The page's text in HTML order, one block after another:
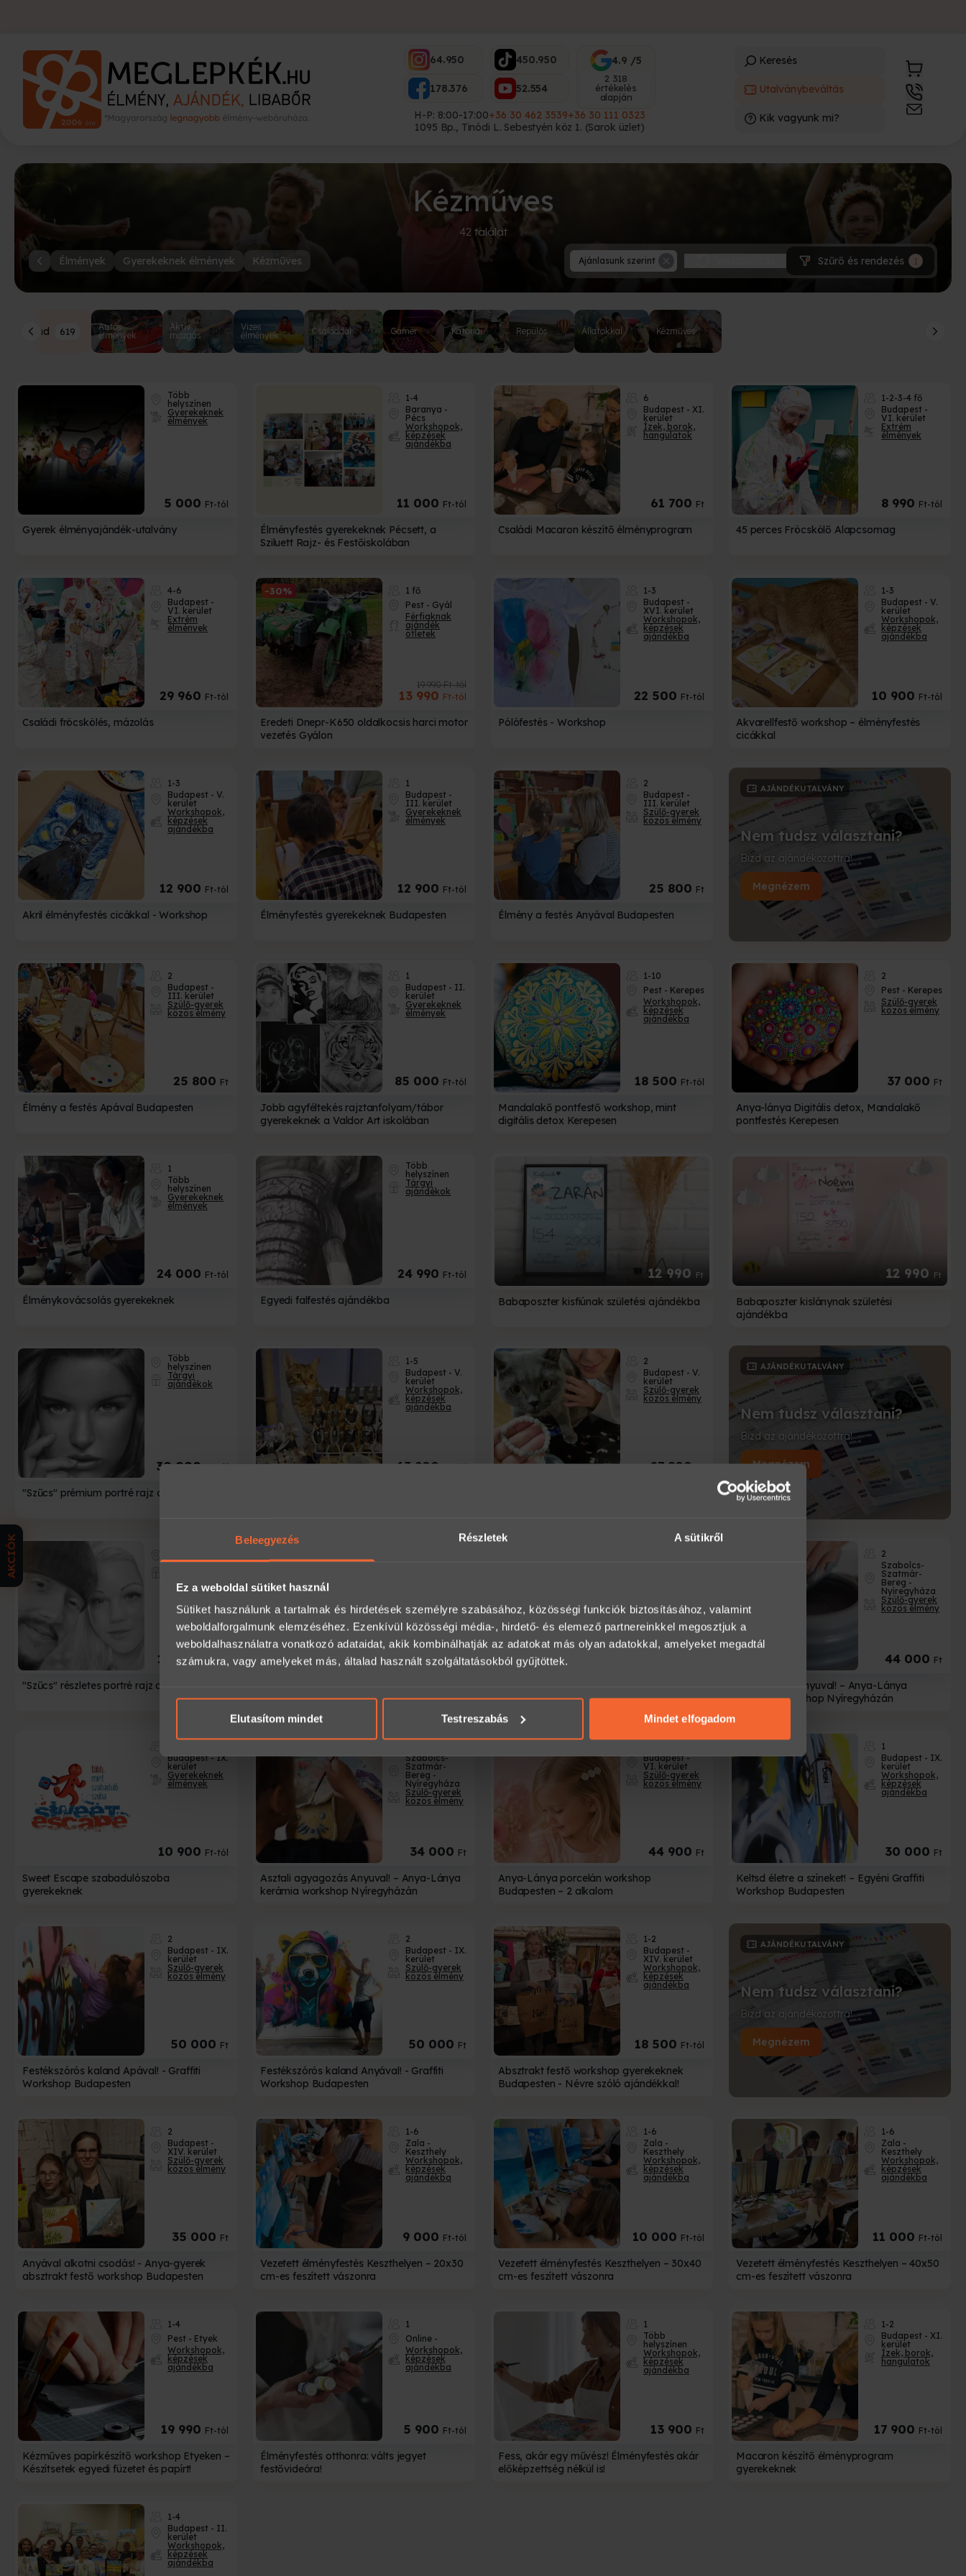
Beleegyezés Részletek A sütikről
Ez a weboldal sütiket használ
Sütiket használunk a tartalmak és hirdetések személyre szabásához, közösségi funkciók biztosításához, valamint
weboldalforgalmunk elemzéséhez. Ezenkívül közösségi média-, hirdető- és elemező partnereinkkel megosztjuk a
weboldalhasználatra vonatkozó adataidat, akik kombinálhatják az adatokat más olyan adatokkal, amelyeket megadtál
számukra, vagy amelyeket más, általad használt szolgáltatásokból gyűjtöttek.
Elutasítom mindet Testreszabás Mindet elfogadom
64.950
178.376
450.950
52.554
4.9 /5
2 318
értékelés
alapján
H-P: 8:00-17:00+36 30 462 3539+36 30 111 0323
1095 Bp., Tinódi L. Sebestyén köz 1. (Sarok üzlet)
Keresés
Utalványbeváltás
Kik vagyunk mi?
Kézműves
42 találat
Élmények Gyerekeknek élmények Kézműves Ajánlasunk szerint Szűrő és rendezés 1
Mind 619
Autós
élmények 87
Aktív
mozgás
206
Vizes
élmények 51 Családdal 279 Gamer 95 Katonai 30 Repülős 39 Állatokkal 67 Kézműves 42
Több
helyszínen
Gyerekeknek
élmények
5 000 Ft-tól
Gyerek élményajándék-utalvány
1-4
Baranya -
Pécs
Workshopok,
képzések
ajándékba
11 000 Ft-tól
Élményfestés gyerekeknek Pécsett, a
Sziluett Rajz- és Festőiskolában
6
Budapest - XI.
kerület
Ízek, borok,
hangulatok
61 700 Ft
Családi Macaron készítő élményprogram
1-2-3-4 fő
Budapest -
VI. kerület
Extrém
élmények
8 990 Ft-tól
45 perces Fröcskölő Alapcsomag
4-6
Budapest -
VI. kerület
Extrém
élmények
29 960 Ft-tól
Családi fröcskölés, mázolás
-30%
1 fő
Pest - Gyál
Férfiaknak
ajándék
ötletek
19 990 Ft-tól
13 990 Ft-tól
Eredeti Dnepr-K650 oldalkocsis harci motor
vezetés Gyálon
1-3
Budapest -
XVI. kerület
Workshopok,
képzések
ajándékba
22 500 Ft-tól
Pólófestés - Workshop
1-3
Budapest - V.
kerület
Workshopok,
képzések
ajándékba
10 900 Ft-tól
Akvarellfestő workshop – élményfestés
cicákkal
1-3
Budapest - V.
kerület
Workshopok,
képzések
ajándékba
12 900 Ft-tól
Akril élményfestés cicákkal - Workshop
1
Budapest -
III. kerület
Gyerekeknek
élmények
12 900 Ft-tól
Élményfestés gyerekeknek Budapesten
2
Budapest -
III. kerület
Szülő-gyerek
közös élmény
25 800 Ft
Élmény a festés Anyával Budapesten
AJÁNDÉKUTALVÁNY
Nem tudsz választani?
Bízd az ajándékozottra!
Megnézem
2
Budapest -
III. kerület
Szülő-gyerek
közös élmény
25 800 Ft
Élmény a festés Apával Budapesten
1
Budapest - II.
kerület
Gyerekeknek
élmények
85 000 Ft-tól
Jobb agyféltekés rajztanfolyam/tábor
gyerekeknek a Valdor Art iskolában
1-10
Pest - Kerepes
Workshopok,
képzések
ajándékba
18 500 Ft-tól
Mandalakő pontfestő workshop, mint
digitális detox Kerepesen
2
Pest - Kerepes
Szülő-gyerek
közös élmény
37 000 Ft
Anya-lánya Digitális detox, Mandalakő
pontfestés Kerepesen
1
Több
helyszínen
Gyerekeknek
élmények
24 000 Ft-tól
Élménykovácsolás gyerekeknek
Több
helyszínen
Tárgyi
ajándékok
24 990 Ft-tól
Egyedi falfestés ajándékba
12 990 Ft
Babaposzter kisfiúnak születési ajándékba
12 990 Ft
Babaposzter kislánynak születési
ajándékba
Több
helyszínen
Tárgyi
ajándékok
30 000 Ft-tól
"Szűcs" prémium portré rajz ajándékba
1-5
Budapest - V.
kerület
Workshopok,
képzések
ajándékba
13 900 Ft-tól
2
Budapest - V.
kerület
Szülő-gyerek
közös élmény
27 800
AJÁNDÉKUTALVÁNY
Nem tudsz választani?
Bízd az ajándékozottra!
Megnézem
helyszínen
15 000 Ft-tól
"Szűcs" részletes portré rajz ajándékba
9 000Ft-tól
képzések
ajándékba
kerámia workshop Nyíregyházán
2
Szabolcs-
Szatmár-
Bereg -
Nyíregyháza
Szülő-gyerek
közös élmény
44 000 Ft
Korongozás Anyuval! – Anya-Lánya
kerámia workshop Nyíregyházán
Budapest - IX.
kerület
Gyerekeknek
élmények
10 900 Ft-tól
Sweet Escape szabadulószoba
gyerekeknek
Szabolcs-
Szatmár-
Bereg -
Nyíregyháza
Szülő-gyerek
közös élmény
34 000 Ft
Asztali agyagozás Anyuval! – Anya-Lánya
kerámia workshop Nyíregyházán
Budapest -
VI. kerület
Szülő-gyerek
közös élmény
44 900 Ft
Anya-Lánya porcelán workshop
Budapesten – 2 alkalom
1
Budapest - IX.
kerület
Workshopok,
képzések
ajándékba
30 000 Ft
Keltsd életre a színeket! – Egyéni Graffiti
Workshop Budapesten
2
Budapest - IX.
kerület
Szülő-gyerek
közös élmény
50 000 Ft
Festékszórós kaland Apával! - Graffiti
Workshop Budapesten
2
Budapest - IX.
kerület
Szülő-gyerek
közös élmény
50 000 Ft
Festékszórós kaland Anyával! - Graffiti
Workshop Budapesten
1-2
Budapest -
XIV. kerület
Workshopok,
képzések
ajándékba
18 500 Ft-tól
Absztrakt festő workshop gyerekeknek
Budapesten - Névre szóló ajándékkal!
AJÁNDÉKUTALVÁNY
Nem tudsz választani?
Bízd az ajándékozottra!
Megnézem
2
Budapest -
XIV. kerület
Szülő-gyerek
közös élmény
35 000 Ft
Anyával alkotni csodás! - Anya-gyerek
absztrakt festő workshop Budapesten
1-6
Zala -
Keszthely
Workshopok,
képzések
ajándékba
9 000 Ft-tól
Vezetett élményfestés Keszthelyen – 20x30
cm-es feszített vászonra
1-6
Zala -
Keszthely
Workshopok,
képzések
ajándékba
10 000 Ft-tól
Vezetett élményfestés Keszthelyen – 30x40
cm-es feszített vászonra
1-6
Zala -
Keszthely
Workshopok,
képzések
ajándékba
11 000 Ft-tól
Vezetett élményfestés Keszthelyen – 40x50
cm-es feszített vászonra
1-4
Pest - Etyek
Workshopok,
képzések
ajándékba
19 990 Ft-tól
Kézműves papírkészítő workshop Etyeken –
Készítsetek egyedi füzetet és papírt!
1
Online -
Workshopok,
képzések
ajándékba
5 900 Ft-tól
Élményfestés otthonra: válts jegyet
festővideóra!
1
Több
helyszínen
Workshopok,
képzések
ajándékba
13 900 Ft
Fess, akár egy művész! Élményfestés akár
előképzettség nélkül is!
1-2
Budapest - XI.
kerület
Ízek, borok,
hangulatok
17 900 Ft-tól
Macaron készítő élményprogram
gyerekeknek
1-4
Budapest - II.
kerület
Workshopok,
képzések
ajándékba
AKCIÓK